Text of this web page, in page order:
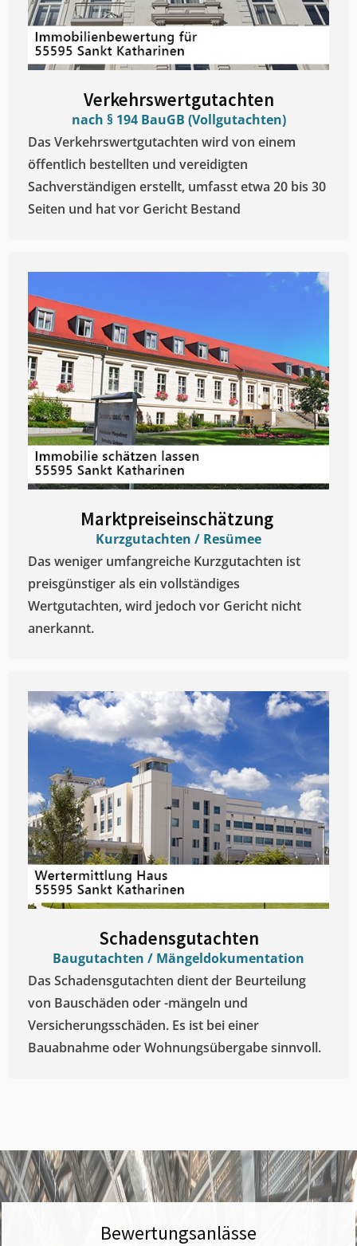
Verkehrswertgutachten
nach § 194 BauGB (Vollgutachten)
Das Verkehrswertgutachten wird von einem
öffentlich bestellten und vereidigten
Sachverständigen erstellt, umfasst etwa 20 bis 30
Seiten und hat vor Gericht Bestand
Marktpreiseinschätzung ​
Kurzgutachten / Resümee
Das weniger umfangreiche Kurzgutachten ist
preisgünstiger als ein vollständiges
Wertgutachten, wird jedoch vor Gericht nicht
anerkannt.
Schadensgutachten
Baugutachten / Mängeldokumentation
Das Schadensgutachten dient der Beurteilung
von Bauschäden oder -mängeln und
Versicherungsschäden. Es ist bei einer
Bauabnahme oder Wohnungsübergabe sinnvoll.
Bewertungsanlässe